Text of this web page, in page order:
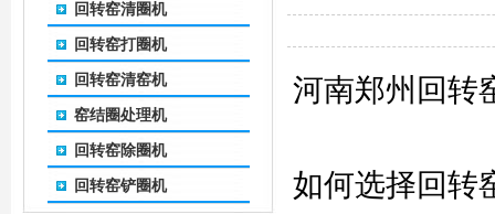
回转窑清圈机
回转窑打圈机
回转窑清窑机
窑结圈处理机
回转窑除圈机
回转窑铲圈机
河南郑州回转
如何选择回转